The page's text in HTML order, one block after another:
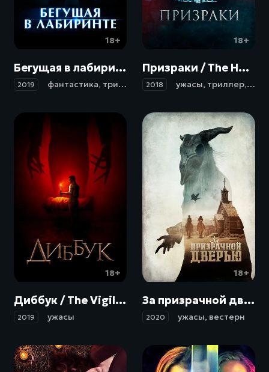
18+
Бегущая в лабиринте / Méandre (2019)
2019 фантастика, триллер ужасы
18+
Призраки / The Haunted (2018)
2018 ужасы, триллер,
18+
Диббук / The Vigil (2019)
2019 ужасы
18+
За призрачной дверью / The Pale Door (2020)
2020 ужасы, вестерн